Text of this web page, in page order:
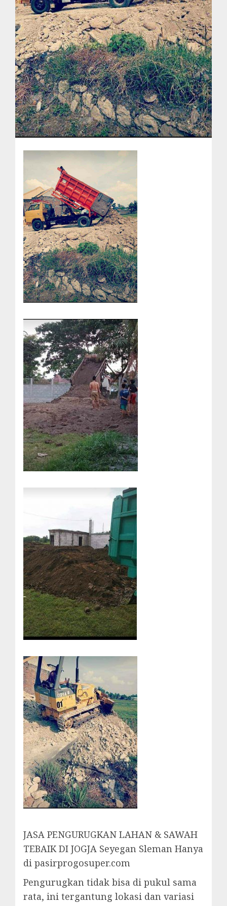
JASA PENGURUGKAN LAHAN & SAWAH
TEBAIK DI JOGJA Seyegan Sleman Hanya
di pasirprogosuper.com
Pengurugkan tidak bisa di pukul sama
rata, ini tergantung lokasi dan variasi